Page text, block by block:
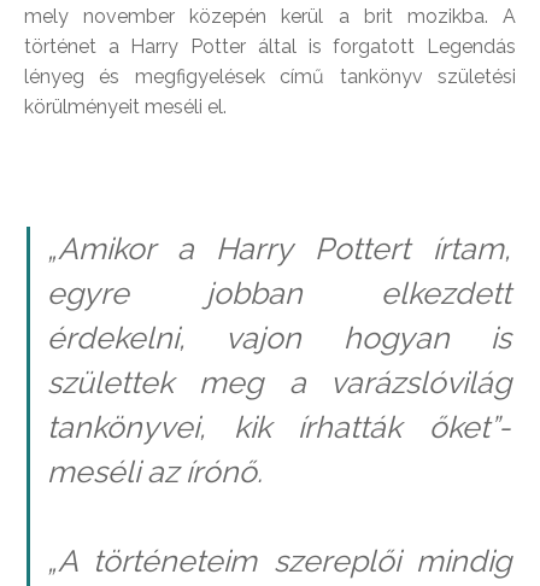
mely november közepén kerül a brit mozikba. A
történet a Harry Potter által is forgatott Legendás
lényeg és megfigyelések című tankönyv születési
körülményeit meséli el.
„Amikor a Harry Pottert írtam,
egyre jobban elkezdett
érdekelni, vajon hogyan is
születtek meg a varázslóvilág
tankönyvei, kik írhatták őket”-
meséli az írónő.
„A történeteim szereplői mindig